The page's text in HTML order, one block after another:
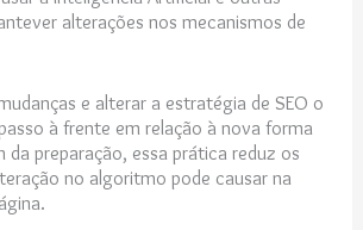
alterações nos mecanismos de
e alterar a estratégia de SEO o
à frente em relação à nova forma
da preparação, essa prática reduz os
no algoritmo pode causar na